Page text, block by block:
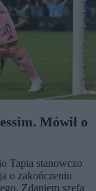
Mówił o
Tapia stanowczo
o zakończeniu
Zdaniem szefa